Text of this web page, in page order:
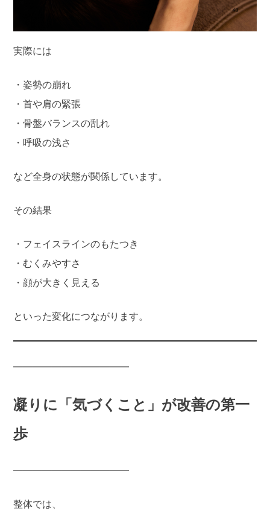
実際には
・姿勢の崩れ
・首や肩の緊張
・骨盤バランスの乱れ
・呼吸の浅さ
など全身の状態が関係しています。
その結果
・フェイスラインのもたつき
・むくみやすさ
・顔が大きく見える
といった変化につながります。
――――――――――――
凝りに「気づくこと」が改善の第一
歩
――――――――――――
整体では、